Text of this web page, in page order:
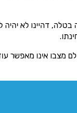
דהיינו לא יהיה
מצבו אינו מאפשר